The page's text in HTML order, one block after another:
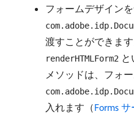
フォームデザイン
渡すことができます
renderHTMLForm2 と
メソッドは、フォ
入れます（Forms